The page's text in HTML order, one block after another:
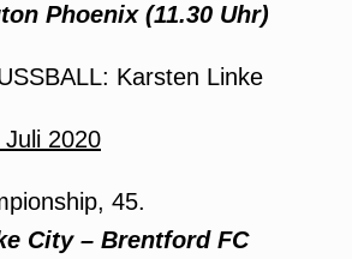
Phoenix (11.30 Uhr)
Karsten Linke
2020
45.
City – Brentford FC